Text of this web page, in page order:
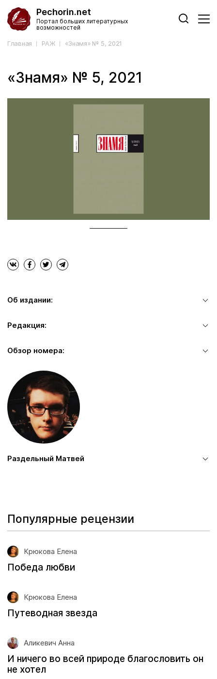
Pechorin.net
Портал больших литературных
возможностей
Главная РАЖ «Знамя» № 5, 2021
«Знамя» № 5, 2021
Об издании:
Редакция:
Обзор номера:
Раздельный Матвей
Популярные рецензии
Крюкова Елена
Победа любви
Крюкова Елена
Путеводная звезда
Аликевич Анна
И ничего во всей природе благословить он
не хотел